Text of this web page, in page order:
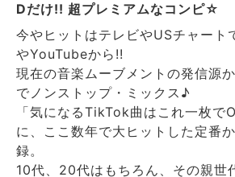
Dだけ!! 超プレミアムなコンピ☆
今やヒットはテレビやUSチャート
やYouTubeから!!
現在の音楽ムーブメントの発信源
でノンストップ・ミックス♪
「気になるTikTok曲はこれ一枚で
に、ここ数年で大ヒットした定番
録。
10代、20代はもちろん、その親世